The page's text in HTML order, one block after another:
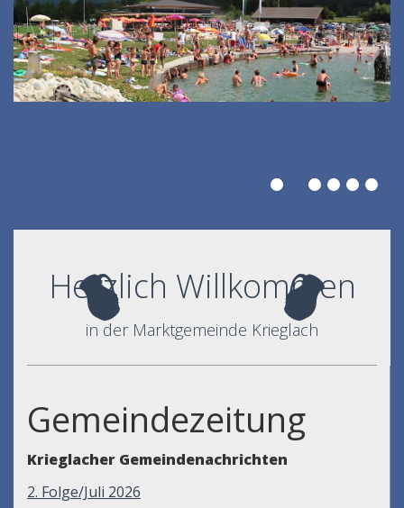
Herzlich Willkommen
in der Marktgemeinde Krieglach
Gemeindezeitung
Krieglacher Gemeindenachrichten
2. Folge/Juli 2026